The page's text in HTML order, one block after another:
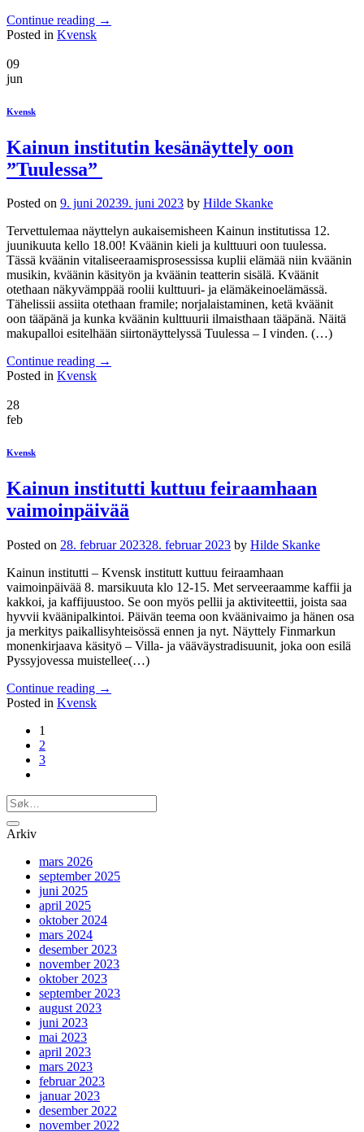
Continue reading →
Posted in Kvensk
09
jun
Kvensk
Kainun institutin kesänäyttely oon
”Tuulessa”
Posted on 9. juni 20239. juni 2023 by Hilde Skanke
Tervettulemaa näyttelyn aukaisemisheen Kainun institutissa 12.
juunikuuta kello 18.00! Kväänin kieli ja kulttuuri oon tuulessa.
Tässä kväänin vitaliseeraamisprosessissa kuplii elämää niin kväänin
musikin, kväänin käsityön ja kväänin teatterin sisälä. Kväänit
otethaan näkyvämppää roolii kulttuuri- ja elämäkeinoelämässä.
Tähelissii assiita otethaan framile; norjalaistaminen, ketä kväänit
oon tääpänä ja kunka kväänin kulttuurii ilmaisthaan tääpänä. Näitä
makupalloi esitelhään siirtonäyttelyssä Tuulessa – I vinden. (…)
Continue reading →
Posted in Kvensk
28
feb
Kvensk
Kainun institutti kuttuu feiraamhaan
vaimoinpäivää
Posted on 28. februar 202328. februar 2023 by Hilde Skanke
Kainun institutti – Kvensk institutt kuttuu feiraamhaan
vaimoinpäivää 8. marsikuuta klo 12-15. Met serveeraamme kaffii ja
kakkoi, ja kaffijuustoo. Se oon myös pellii ja aktiviteettii, joista saa
hyvvii kväänipalkintoi. Päivän teema oon kväänivaimo ja hänen osa
ja merkitys paikallisyhteisössä ennen ja nyt. Näyttely Finmarkun
monenkirjaava käsityö – Villa- ja vääväystradisuunit, joka oon esilä
Pyssyjovessa muistellee(…)
Continue reading →
Posted in Kvensk
1
2
3
Arkiv
mars 2026
september 2025
juni 2025
april 2025
oktober 2024
mars 2024
desember 2023
november 2023
oktober 2023
september 2023
august 2023
juni 2023
mai 2023
april 2023
mars 2023
februar 2023
januar 2023
desember 2022
november 2022